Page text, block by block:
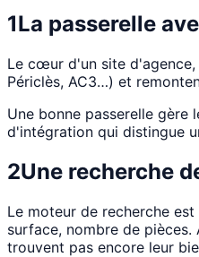
1La passerelle
Le cœur d'un site
Périclès, AC3…) et
Une bonne passerelle
d'intégration qui distingue
2Une recherche
Le moteur de recherche
surface, nombre de
trouvent pas encore leur